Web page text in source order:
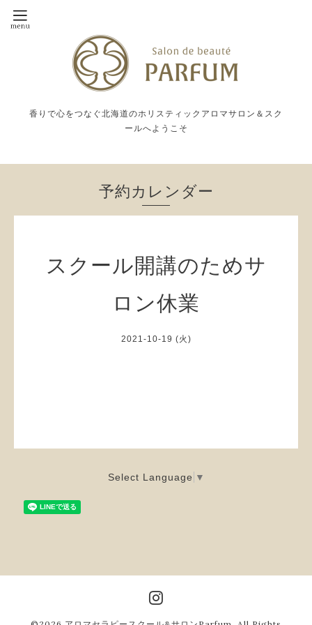
香りで心をつなぐ北海道のホリスティックアロマサロン＆スク
ールへようこそ
予約カレンダー
スクール開講のためサ
ロン休業
2021-10-19 (火)
Select Language ▼